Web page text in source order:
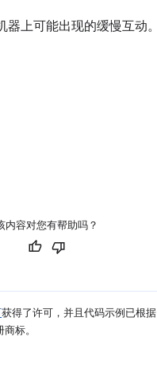
上可能出现的缓慢互动。
内容对您有帮助吗？
获得了许可，并且代码示例已根据
标。